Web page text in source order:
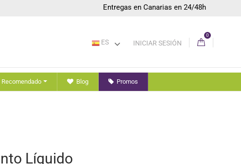
Entregas en Canarias en 24/48h
ES INICIAR SESIÓN
0
Recomendado Blog Promos
Líquido